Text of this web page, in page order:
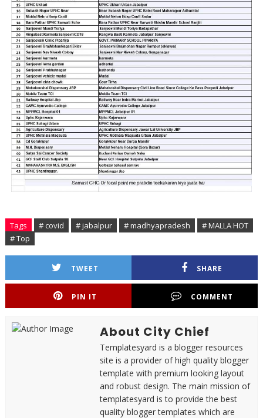
Tags # covid # jabalpur # madhyapradesh
# MALLA HOT
# Top
TWEET SHARE
PIN IT COMMENT
About City Chief
Templatesyard is a blogger resources
site is a provider of high quality blogger
template with premium looking layout
and robust design. The main mission of
templatesyard is to provide the best
quality blogger templates which are